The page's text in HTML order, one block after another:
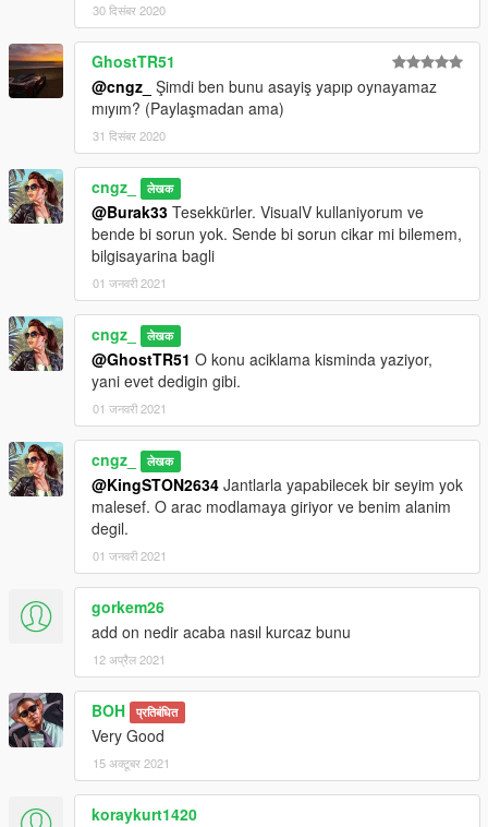
30 दिसंबर 2020
GhostTR51
@cngz_ Şimdi ben bunu asayiş yapıp oynayamaz
mıyım? (Paylaşmadan ama)
31 दिसंबर 2020
cngz_ लेखक
@Burak33 Tesekkürler. VisualV kullaniyorum ve
bende bi sorun yok. Sende bi sorun cikar mi bilemem,
bilgisayarina bagli
01 जनवरी 2021
cngz_ लेखक
@GhostTR51 O konu aciklama kisminda yaziyor,
yani evet dedigin gibi.
01 जनवरी 2021
cngz_ लेखक
@KingSTON2634 Jantlarla yapabilecek bir seyim yok
malesef. O arac modlamaya giriyor ve benim alanim
degil.
01 जनवरी 2021
gorkem26
add on nedir acaba nasıl kurcaz bunu
12 अप्रैल 2021
BOH प्रतिबंधित
Very Good
15 अक्टूबर 2021
koraykurt1420